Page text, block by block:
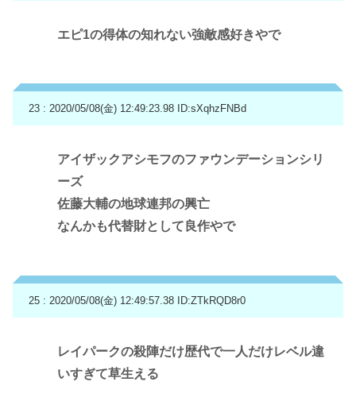
エピ1の得体の知れない強敵感好きやで
23 : 2020/05/08(金) 12:49:23.98 ID:sXqhzFNBd
アイザックアシモフのファウンデーションシリ
ーズ
佐藤大輔の地球連邦の興亡
なんかも代替財として良作やで
25 : 2020/05/08(金) 12:49:57.38 ID:ZTkRQD8r0
レイパークの殺陣だけ歴代で一人だけレベル違
いすぎて草生える